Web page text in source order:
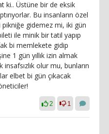
ki.. Üstüne bir de eksik
Bu insanların özel
gidemez mi, iki gün
ile minik bir tatil yapıp
bi memlekete gidip
1 gün yıllık izin almak
olur mu, bunların
elbet bi gün çıkacak
2 1